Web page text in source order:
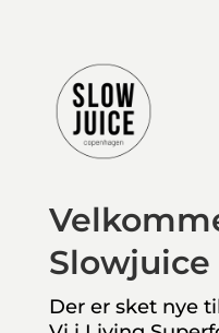
Der er sket nye